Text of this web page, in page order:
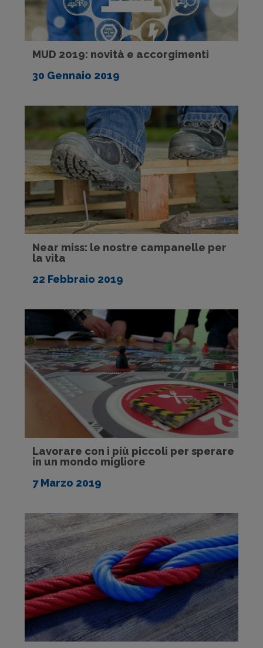
MUD 2019: novità e accorgimenti
30 Gennaio 2019
Near miss: le nostre campanelle per
la vita
22 Febbraio 2019
Lavorare con i più piccoli per sperare
in un mondo migliore
7 Marzo 2019